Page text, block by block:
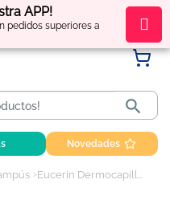
APP!
pedidos superiores a
por tus compras

Novedades
Eucerin Dermocapillaire Champu 5% Urea, 250 ml